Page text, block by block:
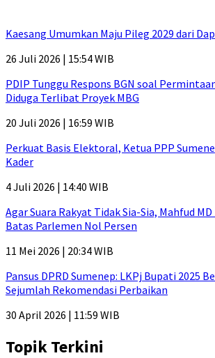
Kaesang Umumkan Maju Pileg 2029 dari
26 Juli 2026 | 15:54 WIB
PDIP Tunggu Respons BGN soal
Diduga Terlibat Proyek MBG
20 Juli 2026 | 16:59 WIB
Perkuat Basis Elektoral, Ketua PPP
Kader
4 Juli 2026 | 14:40 WIB
Agar Suara Rakyat Tidak Sia-Sia, Mahfud
Batas Parlemen Nol Persen
11 Mei 2026 | 20:34 WIB
Pansus DPRD Sumenep: LKPj Bupati 2025
Sejumlah Rekomendasi Perbaikan
30 April 2026 | 11:59 WIB
Topik Terkini